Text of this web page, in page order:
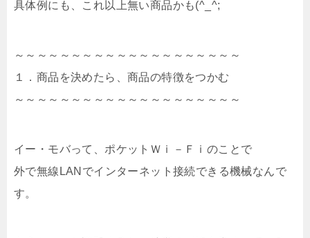
具体例にも、これ以上無い商品かも(^_^;
～～～～～～～～～～～～～～～～～～～～
１．商品を決めたら、商品の特徴をつかむ
～～～～～～～～～～～～～～～～～～～～
イー・モバって、ポケットＷｉ－Ｆｉのことで
外で無線LANでインターネット接続できる機械なんで
す。